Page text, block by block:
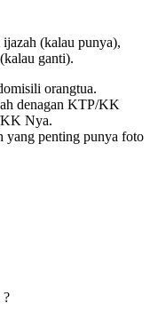
(kalau punya),
ganti).
orangtua.
denagan KTP/KK
Nya.
yang penting punya foto
?